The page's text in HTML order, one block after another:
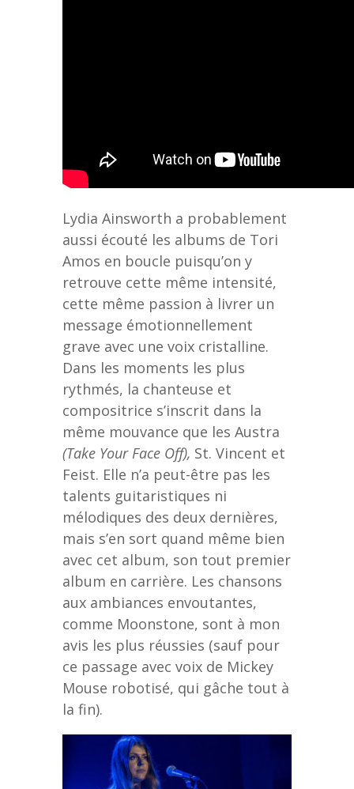
Lydia Ainsworth a probablement
aussi écouté les albums de Tori
Amos en boucle puisqu’on y
retrouve cette même intensité,
cette même passion à livrer un
message émotionnellement
grave avec une voix cristalline.
Dans les moments les plus
rythmés, la chanteuse et
compositrice s’inscrit dans la
même mouvance que les Austra
(Take Your Face Off), St. Vincent et
Feist. Elle n’a peut-être pas les
talents guitaristiques ni
mélodiques des deux dernières,
mais s’en sort quand même bien
avec cet album, son tout premier
album en carrière. Les chansons
aux ambiances envoutantes,
comme Moonstone, sont à mon
avis les plus réussies (sauf pour
ce passage avec voix de Mickey
Mouse robotisé, qui gâche tout à
la fin).